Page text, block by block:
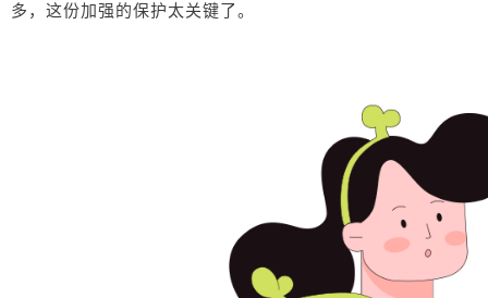
多，这份加强的保护太关键了。